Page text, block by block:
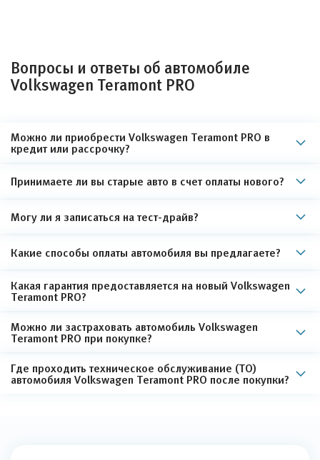
Вопросы и ответы об автомобиле
Volkswagen Teramont PRO
Можно ли приобрести Volkswagen Teramont PRO в
кредит или рассрочку?
Принимаете ли вы старые авто в счет оплаты нового?
Могу ли я записаться на тест-драйв?
Какие способы оплаты автомобиля вы предлагаете?
Какая гарантия предоставляется на новый Volkswagen
Teramont PRO?
Можно ли застраховать автомобиль Volkswagen
Teramont PRO при покупке?
Где проходить техническое обслуживание (ТО)
автомобиля Volkswagen Teramont PRO после покупки?